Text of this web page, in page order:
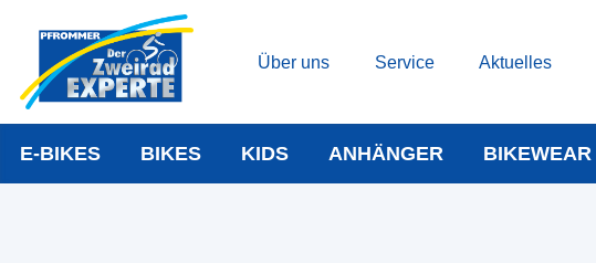
Über uns Service Aktuelles
E-BIKES BIKES KIDS ANHÄNGER BIKEWEAR